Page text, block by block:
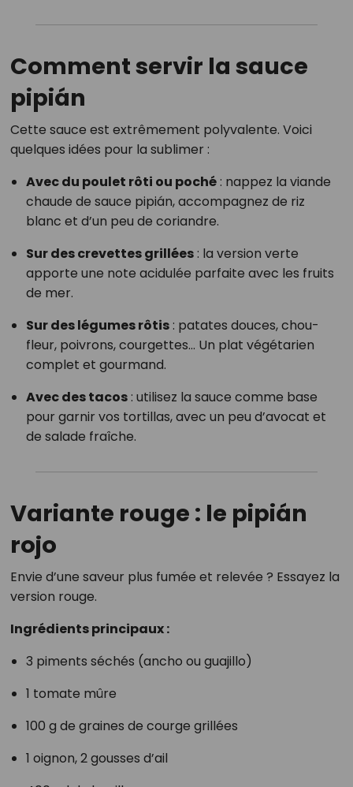
Comment servir la sauce
pipián
Cette sauce est extrêmement polyvalente. Voici
quelques idées pour la sublimer :
Avec du poulet rôti ou poché: nappez la viande
chaude de sauce pipián, accompagnez de riz
blanc et d’un peu de coriandre.
Sur des crevettes grillées: la version verte
apporte une note acidulée parfaite avec les fruits
de mer.
Sur des légumes rôtis: patates douces, chou-
fleur, poivrons, courgettes… Un plat végétarien
complet et gourmand.
Avec des tacos: utilisez la sauce comme base
pour garnir vos tortillas, avec un peu d’avocat et
de salade fraîche.
Variante rouge : le pipián
rojo
Envie d’une saveur plus fumée et relevée ? Essayez la
version rouge.
Ingrédients principaux :
3 piments séchés (ancho ou guajillo)
1 tomate mûre
100 g de graines de courge grillées
1 oignon, 2 gousses d’ail